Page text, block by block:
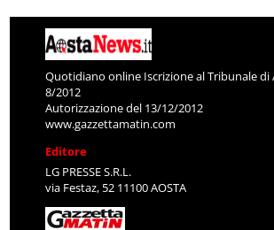
Quotidiano online Iscrizione al Tribunale di
8/2012
Autorizzazione del 13/12/2012
www.gazzettamatin.com
Editore
LG PRESSE S.R.L.
via Festaz, 52 11100 AOSTA